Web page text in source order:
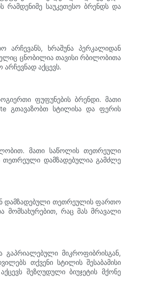
რამდენიმე საუკეთესო ბრენდს და
ხრაშუნა პერკალიდან
ცნობილია თავისი რბილობითა
აქცევს.
ფუფუნების ბრენდი. მათი
გთავაზობთ სტილისა და ფერის
მათი საწოლის თეთრეული
თეთრეული დამზადებულია გამძლე
დამზადებული თეთრეულის ფართო
მომსახურებით, რაც მას მრავალი
მიკროფიბრისგან,
თქვენი სტილის შესაბამისი
შეზღუდული ბიუჯეტის მქონე